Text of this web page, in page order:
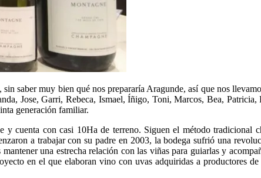
sin saber muy bien qué nos prepararía Aragunde, así que nos
Jose, Garri, Rebeca, Ismael, Íñigo, Toni, Marcos, Bea,
generación familiar.
cuenta con casi 10Ha de terreno. Siguen el método tradicional
a trabajar con su padre en 2003, la bodega sufrió una
una estrecha relación con las viñas para guiarlas y
en el que elaboran vino con uvas adquiridas a productores